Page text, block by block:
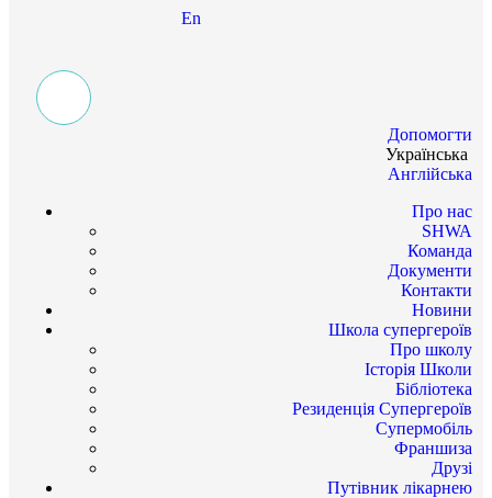
En
Допомогти
Українська
Англійська
Про нас
SHWA
Команда
Документи
Контакти
Новини
Школа супергероїв
Про школу
Історія Школи
Бібліотека
Резиденція Супергероїв
Супермобіль
Франшиза
Друзі
Путівник лікарнею